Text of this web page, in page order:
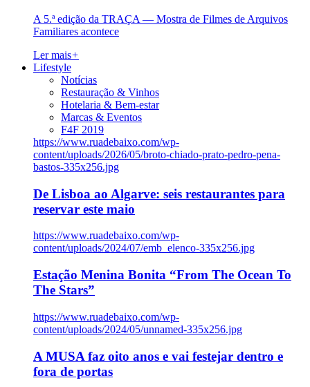
A 5.ª edição da TRAÇA — Mostra de Filmes de Arquivos
Familiares acontece
Ler mais+
Lifestyle
Notícias
Restauração & Vinhos
Hotelaria & Bem-estar
Marcas & Eventos
F4F 2019
https://www.ruadebaixo.com/wp-
content/uploads/2026/05/broto-chiado-prato-pedro-pena-
bastos-335x256.jpg
De Lisboa ao Algarve: seis restaurantes para
reservar este maio
https://www.ruadebaixo.com/wp-
content/uploads/2024/07/emb_elenco-335x256.jpg
Estação Menina Bonita “From The Ocean To
The Stars”
https://www.ruadebaixo.com/wp-
content/uploads/2024/05/unnamed-335x256.jpg
A MUSA faz oito anos e vai festejar dentro e
fora de portas